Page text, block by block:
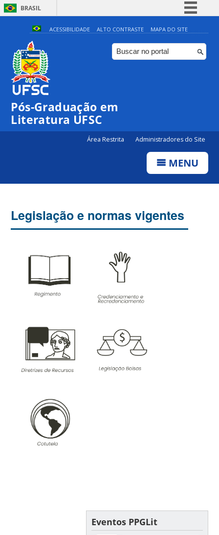
BRASIL
Simplifique!
Comunica BR
Participe
ACESSIBILIDADE ALTO CONTRASTE MAPA DO SITE
Pós-Graduação em
Literatura UFSC
Área Restrita Administradores do Site
MENU
Legislação e normas vigentes
Eventos PPGLit